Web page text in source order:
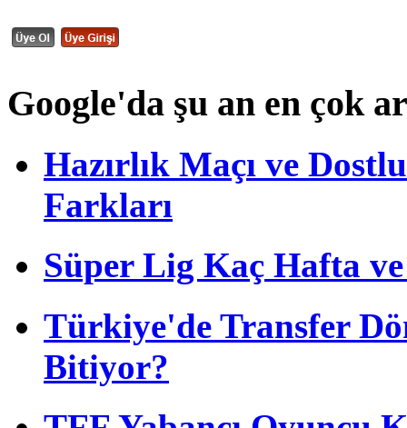
Google'da şu an en çok
Hazırlık Maçı ve
Farkları
Süper Lig Kaç Hafta
Türkiye'de Transfer
Bitiyor?